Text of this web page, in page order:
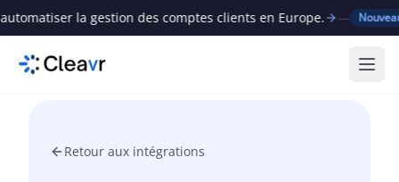
la gestion des comptes clients en Europe. — Nouveau
Retour aux intégrations